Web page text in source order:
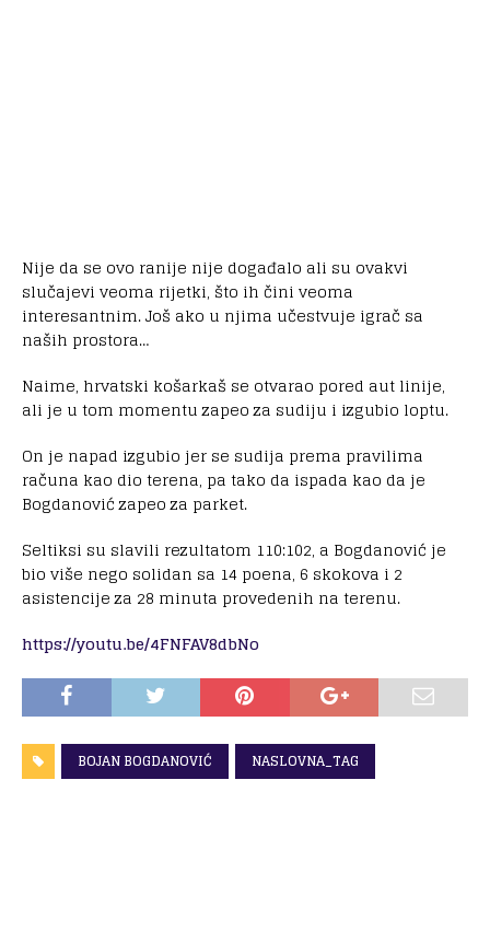
Nije da se ovo ranije nije događalo ali su ovakvi
slučajevi veoma rijetki, što ih čini veoma
interesantnim. Još ako u njima učestvuje igrač sa
naših prostora…
Naime, hrvatski košarkaš se otvarao pored aut linije,
ali je u tom momentu zapeo za sudiju i izgubio loptu.
On je napad izgubio jer se sudija prema pravilima
računa kao dio terena, pa tako da ispada kao da je
Bogdanović zapeo za parket.
Seltiksi su slavili rezultatom 110:102, a Bogdanović je
bio više nego solidan sa 14 poena, 6 skokova i 2
asistencije za 28 minuta provedenih na terenu.
https://youtu.be/4FNFAV8dbNo
BOJAN BOGDANOVIĆ NASLOVNA_TAG